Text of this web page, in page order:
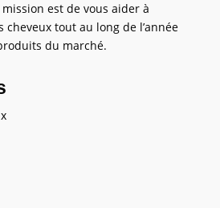
est de vous aider à
cheveux tout au long de l’année
du marché.